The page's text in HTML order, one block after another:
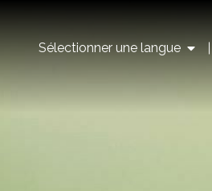
Sélectionner une langue